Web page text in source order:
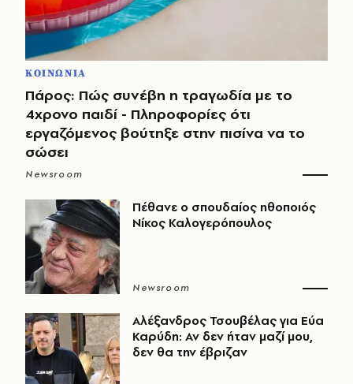
ΚΟΙΝΩΝΙΑ
Πάρος: Πώς συνέβη η τραγωδία με το
4χρονο παιδί - Πληροφορίες ότι
εργαζόμενος βούτηξε στην πισίνα να το
σώσει
Newsroom
Πέθανε ο σπουδαίος ηθοποιός
Νίκος Καλογερόπουλος
Newsroom
Αλέξανδρος Τσουβέλας για Εύα
Καρύδη: Αν δεν ήταν μαζί μου,
δεν θα την έβριζαν